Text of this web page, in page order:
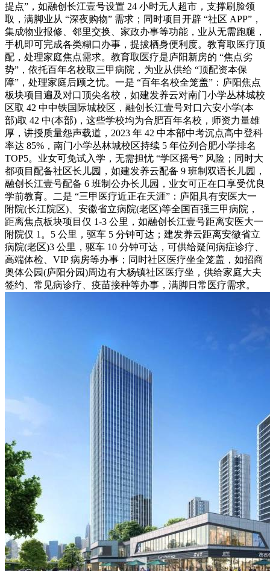
提点”，如融创长江壹号设置 24 小时无人超市，支撑刷脸领
取，满脚业从 “深夜购物” 需求；同时项目开辟 “社区 APP”，
集成物业报修、邻里交换、家政办事等功能，业从无需跑腿，
手机即可完成各类糊口办事，提拔栖身便利度。教育取医疗顶
配，处理家庭焦点需求。教育取医疗是庐阳新房的 “焦点劣
势”，依托百年名校取三甲病院，为业从供给 “顶配资本保
障”，处理家庭后顾之忧。一是 “百年名校全笼盖”：庐阳焦点
板块项目遍及对口顶尖名校，如建发养云对南门小学丛林城校
区取 42 中中铁国际城校区，融创长江壹号对口六安小学(本
部)取 42 中(本部)，这些学校均为合肥百年名校，师资力量雄
厚，讲授质量怨声载道，2023 年 42 中本部中考沉点高中登科
率达 85%，南门小学丛林城校区持续 5 年位列合肥小学排名
TOP5。业女可免试入学，无需担忧 “学区摇号” 风险；同时大
都项目配备社区长儿园，如建发养云配备 9 班制双语长儿园，
融创长江壹号配备 6 班制公办长儿园，业女可正在口享受优良
学前教育。二是 “三甲医疗近正在天涯”：庐阳具有安医大一
附院(长江院区)、安徽省立病院(老区)等全国百强三甲病院，
距离焦点板块项目仅 1-3 公里，如融创长江壹号距离安医大一
附院仅 1。5 公里，驱车 5 分钟可达；建发养云距离安徽省立
病院(老区)3 公里，驱车 10 分钟可达，可供给疑问病症诊疗、
高端体检、VIP 病房等办事；同时社区医疗坐全笼盖，如招商
奥体公园(庐阳分园)周边有大杨镇社区医疗坐，供给家庭大夫
签约、常见病诊疗、疫苗接种等办事，满脚日常医疗需求。